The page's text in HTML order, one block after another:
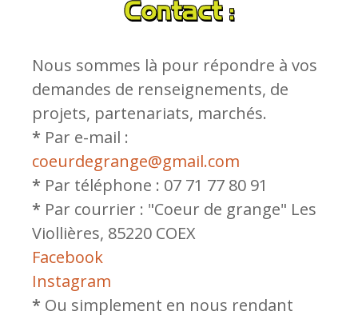
Contact :
Nous sommes là pour répondre à vos
demandes de renseignements, de
projets, partenariats, marchés.
* Par e-mail :
coeurdegrange@gmail.com
* Par téléphone : 07 71 77 80 91
* Par courrier : "Coeur de grange" Les
Viollières, 85220 COEX
Facebook
Instagram
* Ou simplement en nous rendant